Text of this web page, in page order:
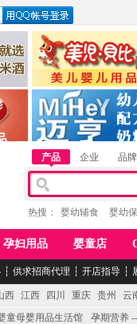
惠州市美儿婴儿用品
湖南迈亨母婴用品有限
产品 企业 品牌
热搜： 婴幼辅食 婴幼
孕妇用品 婴童店
┆ 供求招商代理 ┆ 开店指导 ┆
西 江西 四川 重庆 贵州
云
童母婴用品生活馆 孕期营养